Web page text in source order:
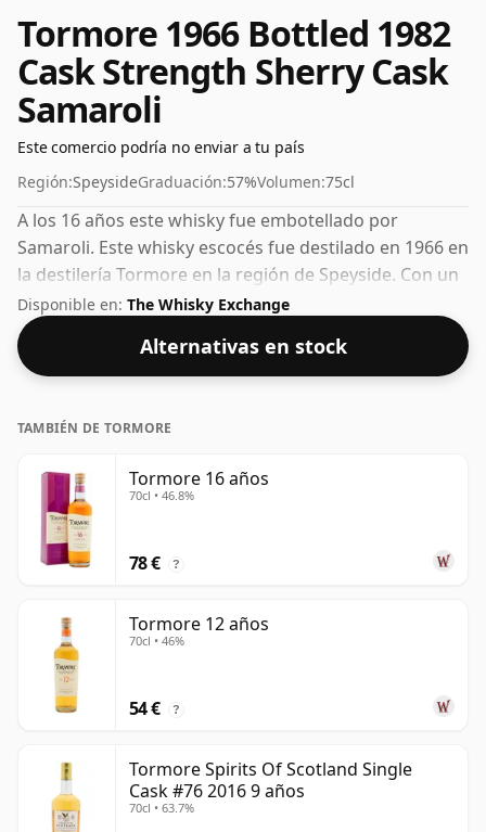
Tormore 1966 Bottled 1982
Cask Strength Sherry Cask
Samaroli
Este comercio podría no enviar a tu país
Región:SpeysideGraduación:57%Volumen:75cl
A los 16 años este whisky fue embotellado por
Samaroli. Este whisky escocés fue destilado en 1966 en
la destilería Tormore en la región de Speyside. Con un
57% ABV, este contenido de alcohol es más que
aceptable. Embotellado en el tamaño estándar de 75
cl.
Disponible en: The Whisky Exchange
Alternativas en stock
TAMBIÉN DE TORMORE
Tormore 16 años
70cl • 46.8%
78 € ?
Tormore 12 años
70cl • 46%
54 € ?
Tormore Spirits Of Scotland Single
Cask #76 2016 9 años
70cl • 63.7%